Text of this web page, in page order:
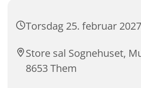
Torsdag 25. februar
Store sal Sognehuset,
8653 Them